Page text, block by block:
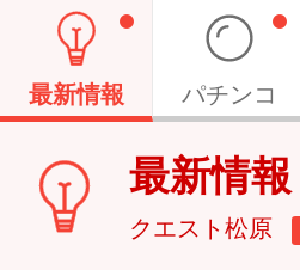
最新情報 パチンコ
最新情報
クエスト松原